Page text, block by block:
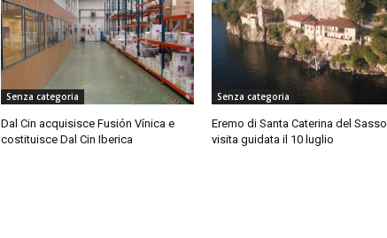
Senza categoria
Dal Cin acquisisce Fusión Vínica e
costituisce Dal Cin Iberica
Senza categoria
Eremo di Santa Caterina del Sasso,
visita guidata il 10 luglio